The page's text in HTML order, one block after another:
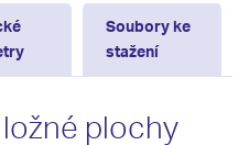
Soubory ke
stažení
plochy